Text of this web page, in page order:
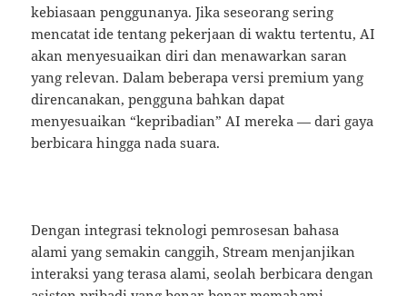
kebiasaan penggunanya. Jika seseorang sering
mencatat ide tentang pekerjaan di waktu tertentu, AI
akan menyesuaikan diri dan menawarkan saran
yang relevan. Dalam beberapa versi premium yang
direncanakan, pengguna bahkan dapat
menyesuaikan “kepribadian” AI mereka — dari gaya
berbicara hingga nada suara.
Dengan integrasi teknologi pemrosesan bahasa
alami yang semakin canggih, Stream menjanjikan
interaksi yang terasa alami, seolah berbicara dengan